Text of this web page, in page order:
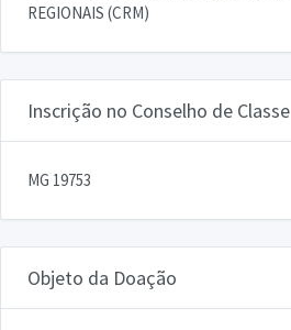
REGIONAIS (CRM)
Inscrição no Conselho de Classe
MG 19753
Objeto da Doação